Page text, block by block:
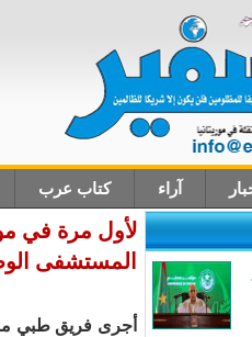
آراء كتاب عرب
لأول مرة في
المستشفى
أجرى فريق طبي